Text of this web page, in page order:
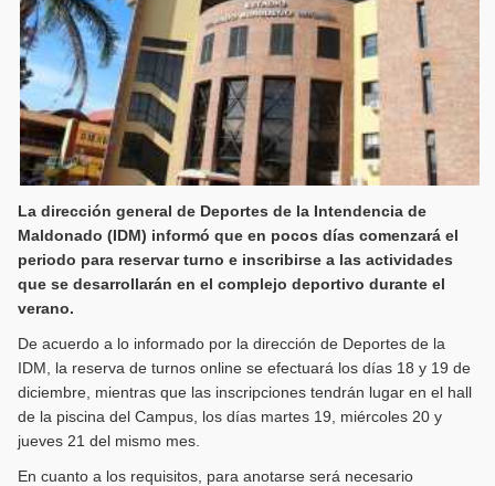
La dirección general de Deportes de la Intendencia de
Maldonado (IDM) informó que en pocos días comenzará el
periodo para reservar turno e inscribirse a las actividades
que se desarrollarán en el complejo deportivo durante el
verano.
De acuerdo a lo informado por la dirección de Deportes de la
IDM, la reserva de turnos online se efectuará los días 18 y 19 de
diciembre, mientras que las inscripciones tendrán lugar en el hall
de la piscina del Campus, los días martes 19, miércoles 20 y
jueves 21 del mismo mes.
En cuanto a los requisitos, para anotarse será necesario